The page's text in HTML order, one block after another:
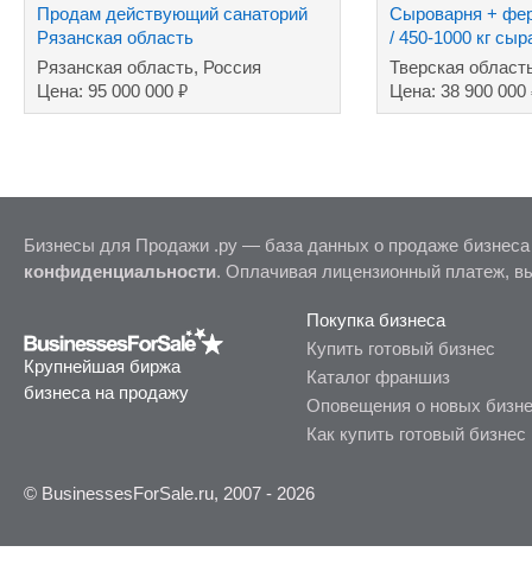
Продам действующий санаторий
Рязанская область
Рязанская область, Россия
Цена: 95 000 000 ₽
Сыроварня +
/ 450-1000 кг
Тверская
Цена: 38 900 000
Бизнесы для Продажи .ру — база данных о продаже
конфиденциальности. Оплачивая лицензионный платеж,
Крупнейшая биржа
бизнеса на продажу
Покупка бизнеса
Купить готовый бизнес
Каталог франшиз
Оповещения о новых
Как купить готовый бизнес
© BusinessesForSale.ru, 2007 - 2026